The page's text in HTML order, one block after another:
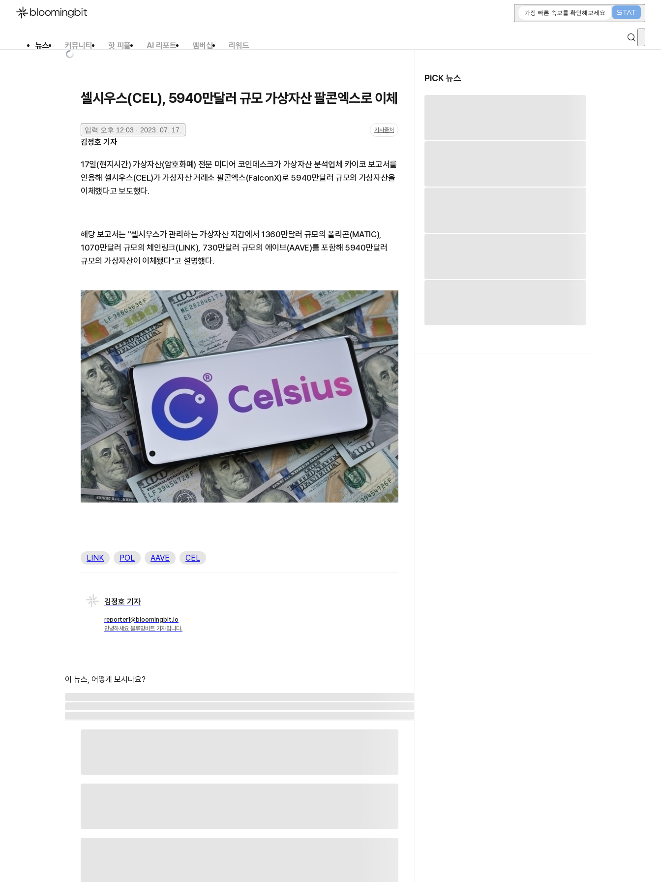
가장 빠른 속보를 확인해보세요
뉴스 커뮤니티 핫 피플 AI 리포트 멤버십
리워드
셀시우스(CEL), 5940만달러 규모 가상자산 팔콘엑스로 이체
입력 오후 12:03 · 2023. 07. 17. 기사출처
김정호 기자
17일(현지시간) 가상자산(암호화폐) 전문 미디어 코인데스크가 가상자산 분석업체 카이코 보고서를
인용해 셀시우스(CEL)가 가상자산 거래소 팔콘엑스(FalconX)로 5940만달러 규모의 가상자산을
이체했다고 보도했다.
해당 보고서는 "셀시우스가 관리하는 가상자산 지갑에서 1360만달러 규모의 폴리곤(MATIC),
1070만달러 규모의 체인링크(LINK), 730만달러 규모의 에이브(AAVE)를 포함해 5940만달러
규모의 가상자산이 이체됐다"고 설명했다.
LINK POL AAVE CEL
김정호 기자
reporter1@bloomingbit.io
안녕하세요 블루밍비트 기자입니다.
이 뉴스, 어떻게 보시나요?
PiCK 뉴스